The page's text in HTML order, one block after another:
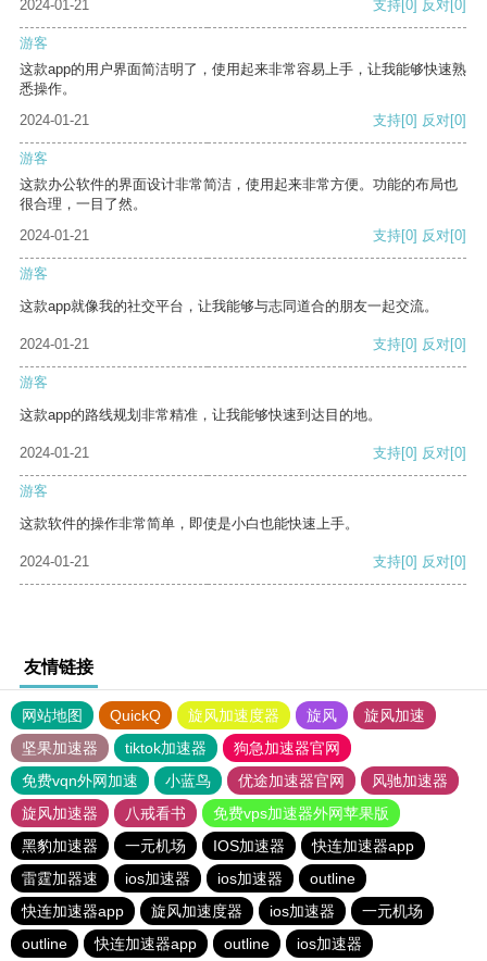
2024-01-21 支持[0] 反对[0]
游客
这款app的用户界面简洁明了，使用起来非常容易上手，让我能够快速熟
悉操作。
2024-01-21
支持[0] 反对[0]
游客
这款办公软件的界面设计非常简洁，使用起来非常方便。功能的布局也
很合理，一目了然。
2024-01-21
支持[0] 反对[0]
游客
这款app就像我的社交平台，让我能够与志同道合的朋友一起交流。
2024-01-21 支持[0] 反对[0]
游客
这款app的路线规划非常精准，让我能够快速到达目的地。
2024-01-21 支持[0] 反对[0]
游客
这款软件的操作非常简单，即使是小白也能快速上手。
2024-01-21 支持[0] 反对[0]
友情链接
网站地图 QuickQ 旋风加速度器 旋风
旋风加速
坚果加速器
tiktok加速器
狗急加速器官网
免费vqn外网加速
小蓝鸟 优途加速器官网
风驰加速器
旋风加速器
八戒看书
免费vps加速器外网苹果版
黑豹加速器
一元机场 IOS加速器
快连加速器app
雷霆加器速
ios加速器 ios加速器
outline
快连加速器app
旋风加速度器 ios加速器
一元机场
outline
快连加速器app outline ios加速器